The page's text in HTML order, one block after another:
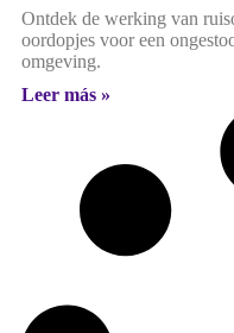
Ontdek de werking van
oordopjes voor een
omgeving.
Leer más »